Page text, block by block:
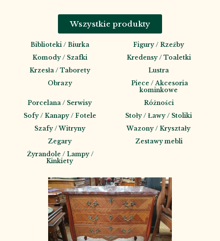
Wszystkie produkty
Biblioteki / Biurka
Figury / Rzeźby
Komody / Szafki
Kredensy / Toaletki
Krzesła / Taborety
Lustra
Obrazy
Piece / Akcesoria
kominkowe
Porcelana / Serwisy
Różności
Sofy / Kanapy / Fotele
Stoły / Ławy / Stoliki
Szafy / Witryny
Wazony / Kryształy
Zegary
Zestawy mebli
Żyrandole / Lampy /
Kinkiety